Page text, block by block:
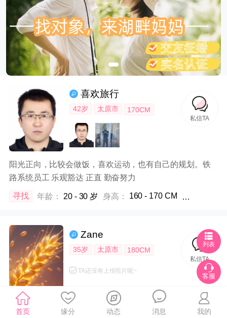
喜欢旅行
42岁 太原市 170CM
阳光正向，比较会做饭，喜欢运动，也有自己的规划。铁
路系统员工 乐观豁达 正直 勤奋努力
寻找 年龄： 20 - 30 岁 身高： 160 - 170 CM
私信TA
Zane
35岁 太原市 180CM
TA还没有上传照片呢~
性格开朗、胸怀宽广的人
私信TA
列表
客服
首页 缘分 动态 消息 我的